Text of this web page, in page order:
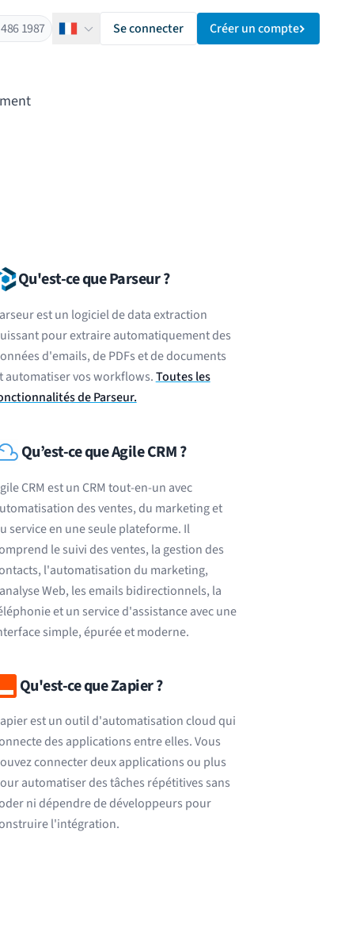
1987 FrançaisSe connecter Créer un compte
Qu'est-ce que Parseur ?
est un logiciel de data extraction
pour extraire automatiquement des
d'emails, de PDFs et de documents
automatiser vos workflows.Toutes les
de Parseur.
Qu’est-ce que Agile CRM ?
CRM est un CRM tout-en-un avec
des ventes, du marketing et
service en une seule plateforme. Il
le suivi des ventes, la gestion des
l'automatisation du marketing,
Web, les emails bidirectionnels, la
et un service d'assistance avec une
simple, épurée et moderne.
Qu'est-ce que Zapier ?
est un outil d'automatisation cloud qui
des applications entre elles. Vous
connecter deux applications ou plus
automatiser des tâches répétitives sans
ni dépendre de développeurs pour
l'intégration.